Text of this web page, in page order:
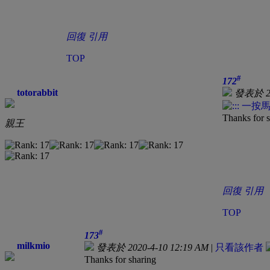
回復 引用
TOP
totorabbit
親王
172#
發表於
Thanks for
回復 引用
TOP
milkmio
173#
發表於 2020-4-10 12:19 AM| 只看該作者
Thanks for sharing